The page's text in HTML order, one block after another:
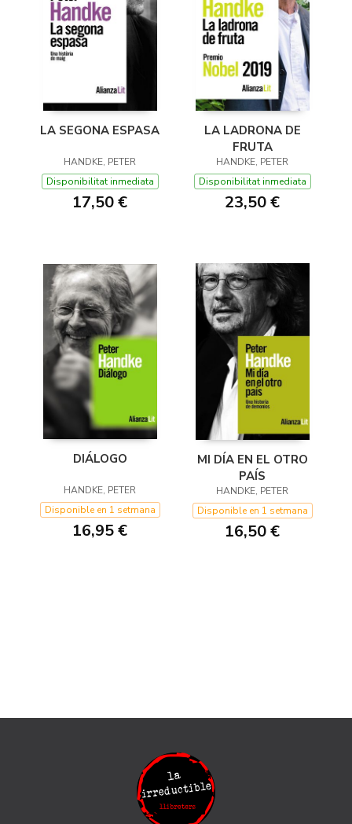
LA SEGONA ESPASA
HANDKE, PETER
Disponibilitat inmediata
17,50 €
LA LADRONA DE
FRUTA
HANDKE, PETER
Disponibilitat inmediata
23,50 €
DIÁLOGO
HANDKE, PETER
Disponible en 1 setmana
16,95 €
MI DÍA EN EL OTRO
PAÍS
HANDKE, PETER
Disponible en 1 setmana
16,50 €